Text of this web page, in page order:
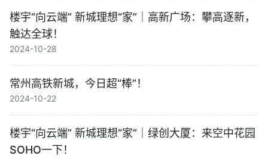
楼宇“向云端” 新城理想“家”｜高新广场：攀高逐新，
触达全球！
2024-10-28
常州高铁新城，今日超“棒”！
2024-10-22
楼宇“向云端” 新城理想“家”｜绿创大厦：来空中花园
SOHO一下！